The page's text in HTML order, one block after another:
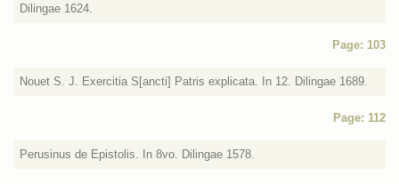
Dilingae 1624.
Page: 103
Nouet S. J. Exercitia S[ancti] Patris explicata. In 12. Dilingae 1689.
Page: 112
Perusinus de Epistolis. In 8vo. Dilingae 1578.